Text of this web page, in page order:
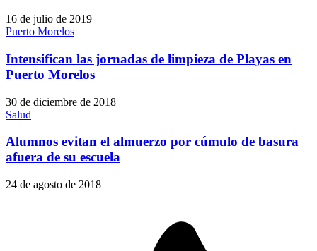
16 de julio de 2019
Puerto Morelos
Intensifican las jornadas de limpieza de Playas en
Puerto Morelos
30 de diciembre de 2018
Salud
Alumnos evitan el almuerzo por cúmulo de basura
afuera de su escuela
24 de agosto de 2018